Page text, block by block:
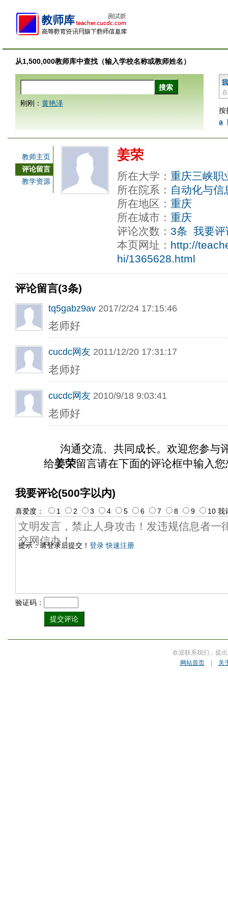
从1,500,000教师库中查找（输入学校名称或教师姓名）
按
a
刚刚： 黄艳泽
教师主页
评论留言
教学资源
姜荣
所在大学： 重庆三峡职
所在院系： 自动化与信
所在地区： 重庆
所在城市： 重庆
评论次数： 3条 我要评
本页网址： http://
hi/1365628.html
评论留言(3条)
tq5gabz9av 2017/2/24 17:15:46
老师好
cucdc网友 2011/12/20 17:31:17
老师好
cucdc网友 2010/9/18 9:03:41
老师好
沟通交流、共同成长。欢迎您参与
给姜荣留言请在下面的评论框中输入
我要评论(500字以内)
提示：请登录后提交！ 登录 快速注册
喜爱度： 1 2 3 4 5 6 7 8 9 10 我
验证码：
欢迎联系我们，提
网站首页| 关